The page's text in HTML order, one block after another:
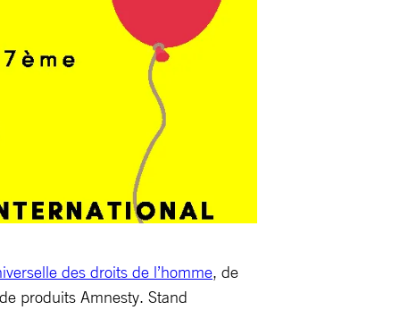
des droits de l’homme, de
produits Amnesty. Stand